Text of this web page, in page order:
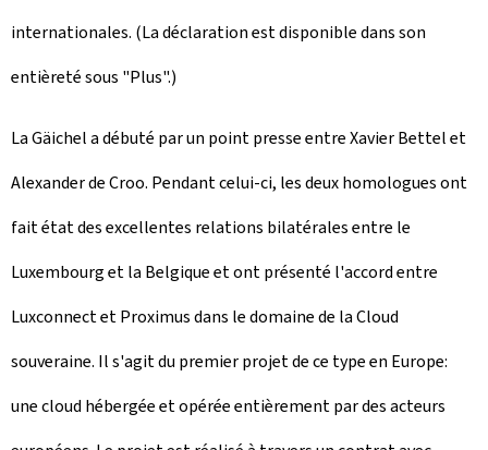
internationales. (La déclaration est disponible dans son
entièreté sous "Plus".)
La Gäichel a débuté par un point presse entre Xavier Bettel et
Alexander de Croo. Pendant celui-ci, les deux homologues ont
fait état des excellentes relations bilatérales entre le
Luxembourg et la Belgique et ont présenté l'accord entre
Luxconnect et Proximus dans le domaine de la Cloud
souveraine. Il s'agit du premier projet de ce type en Europe:
une cloud hébergée et opérée entièrement par des acteurs